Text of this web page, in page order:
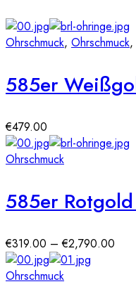
Ohrschmuck, Ohrschmuck,
585er
€479.00
Ohrschmuck
585er
€319.00 –€2,790.00
Ohrschmuck